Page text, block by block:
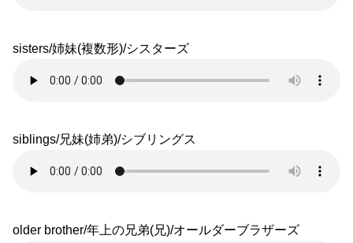
sisters/姉妹(複数形)/シスターズ
siblings/兄妹(姉弟)/シブリングス
older brother/年上の兄弟(兄)/オールダーブラザーズ